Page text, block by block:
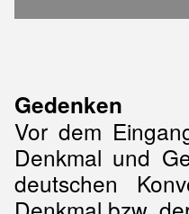
Gedenken
Vor dem
Denkmal und
deutschen